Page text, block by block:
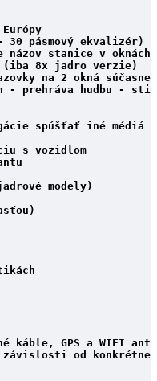
pásmový ekvalizér)
názov stanice v oknách
(iba 8x jadro verzie)
na 2 okná súčasne)
- prehráva hudbu -
spúšťať iné médiá
s vozidlom
modely)
káble, GPS a WIFI
od